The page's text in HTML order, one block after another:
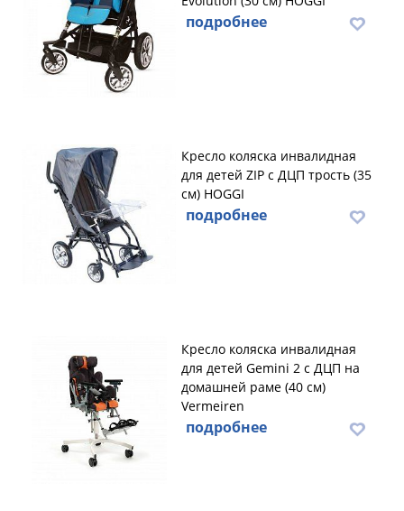
подробнее
Кресло коляска инвалидная
для детей ZIP с ДЦП трость (35
см) HOGGI
подробнее
Кресло коляска инвалидная
для детей Gemini 2 с ДЦП на
домашней раме (40 см)
Vermeiren
подробнее